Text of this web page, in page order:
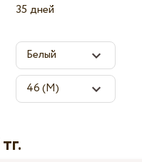
35 дней
тг.